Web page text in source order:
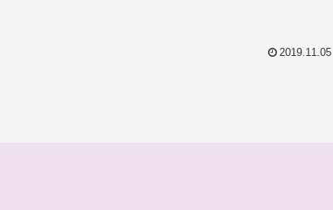
2019.11.05